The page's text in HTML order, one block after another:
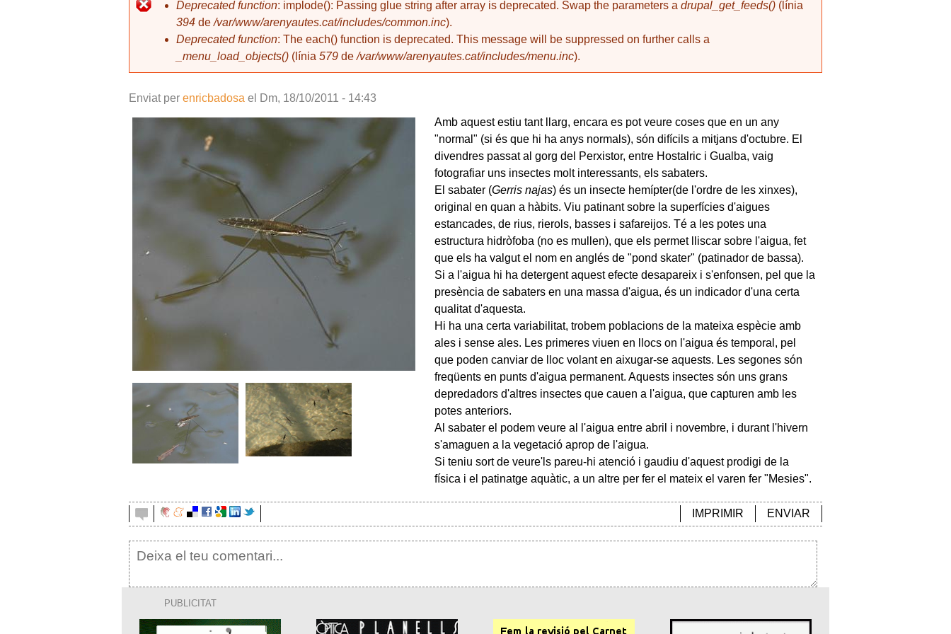
Missatge d'error
Deprecated function: implode(): Passing glue string after array is deprecated. Swap the parameters a drupal_get_feeds() (línia
394 de/var/www/arenyautes.cat/includes/common.inc).
Deprecated function: The each() function is deprecated. This message will be suppressed on further calls a
_menu_load_objects() (línia 579 de/var/www/arenyautes.cat/includes/menu.inc).
Enviat per enricbadosa el Dm, 18/10/2011 - 14:43
sabater 3 copia.jpg
sabater 2
copia.jpg
sabater 1
copia.jpg
Amb aquest estiu tant llarg, encara es pot veure coses que en un any
"normal" (si és que hi ha anys normals), són difícils a mitjans d'octubre. El
divendres passat al gorg del Perxistor, entre Hostalric i Gualba, vaig
fotografiar uns insectes molt interessants, els sabaters.
El sabater (Gerris najas) és un insecte hemípter(de l'ordre de les xinxes),
original en quan a hàbits. Viu patinant sobre la superfícies d'aigues
estancades, de rius, rierols, basses i safareijos. Té a les potes una
estructura hidròfoba (no es mullen), que els permet lliscar sobre l'aigua, fet
que els ha valgut el nom en anglés de "pond skater" (patinador de bassa).
Si a l'aigua hi ha detergent aquest efecte desapareix i s'enfonsen, pel que la
presència de sabaters en una massa d'aigua, és un indicador d'una certa
qualitat d'aquesta.
Hi ha una certa variabilitat, trobem poblacions de la mateixa espècie amb
ales i sense ales. Les primeres viuen en llocs on l'aigua és temporal, pel
que poden canviar de lloc volant en aixugar-se aquests. Les segones són
freqüents en punts d'aigua permanent. Aquests insectes són uns grans
depredadors d'altres insectes que cauen a l'aigua, que capturen amb les
potes anteriors.
Al sabater el podem veure al l'aigua entre abril i novembre, i durant l'hivern
s'amaguen a la vegetació aprop de l'aigua.
Si teniu sort de veure'ls pareu-hi atenció i gaudiu d'aquest prodigi de la
física i el patinatge aquàtic, a un altre per fer el mateix el varen fer "Mesies".
ENVIAR
IMPRIMIR
PUBLICITAT